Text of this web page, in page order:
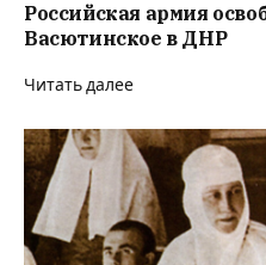
Российская армия
Васютинское в ДНР
Читать далее